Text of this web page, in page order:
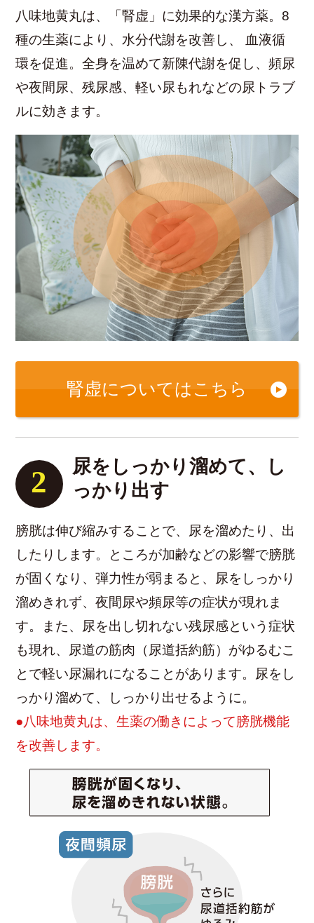
八味地黄丸は、「腎虚」に効果的な漢方薬。8
種の生薬により、水分代謝を改善し、 血液循
環を促進。全身を温めて新陳代謝を促し、頻尿
や夜間尿、残尿感、軽い尿もれなどの尿トラブ
ルに効きます。
腎虚についてはこちら
2
尿をしっかり溜めて、し
っかり出す
膀胱は伸び縮みすることで、尿を溜めたり、出
したりします。ところが加齢などの影響で膀胱
が固くなり、弾力性が弱まると、尿をしっかり
溜めきれず、夜間尿や頻尿等の症状が現れま
す。また、尿を出し切れない残尿感という症状
も現れ、尿道の筋肉（尿道括約筋）がゆるむこ
とで軽い尿漏れになることがあります。尿をし
っかり溜めて、しっかり出せるように。
●八味地黄丸は、生薬の働きによって膀胱機能
を改善します。